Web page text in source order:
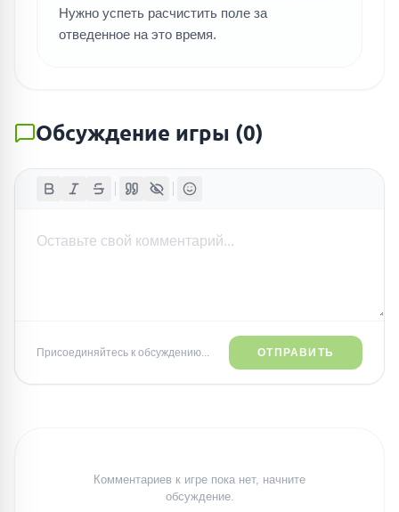
Нужно успеть расчистить поле за
отведенное на это время.
Обсуждение игры (0)
Присоединяйтесь к обсуждению... ОТПРАВИТЬ
Комментариев к игре пока нет, начните
обсуждение.